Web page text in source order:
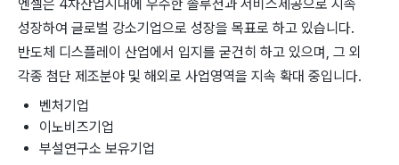
엔셀은 4차산업시대에 우수한 솔루션과 서비스제공으로 지속
성장하여 글로벌 강소기업으로 성장을 목표로 하고 있습니다.
반도체 디스플레이 산업에서 입지를 굳건히 하고 있으며, 그 외
각종 첨단 제조분야 및 해외로 사업영역을 지속 확대 중입니다.
벤처기업
이노비즈기업
부설연구소 보유기업